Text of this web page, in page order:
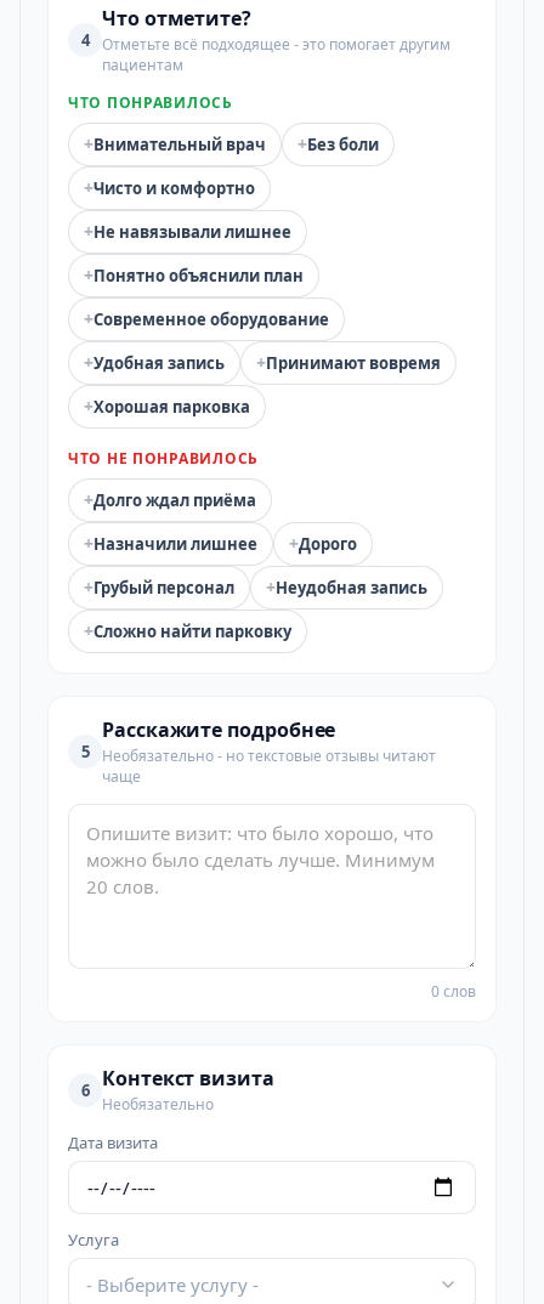
4
Что отметите?
Отметьте всё подходящее - это помогает другим
пациентам
ЧТО ПОНРАВИЛОСЬ
+Внимательный врач +Без боли
+Чисто и комфортно
+Не навязывали лишнее
+Понятно объяснили план
+Современное оборудование
+Удобная запись +Принимают вовремя
+Хорошая парковка
ЧТО НЕ ПОНРАВИЛОСЬ
+Долго ждал приёма
+Назначили лишнее +Дорого
+Грубый персонал +Неудобная запись
+Сложно найти парковку
5
Расскажите подробнее
Необязательно - но текстовые отзывы читают
чаще
0 слов
6 Контекст визита
Необязательно
Дата визита
Услуга
- Выберите услугу -